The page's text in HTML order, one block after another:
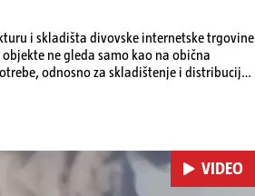
i skladišta divovske internetske trgovine
ne gleda samo kao na obična
odnosno za skladištenje i distribuciju
kao način da se ekonomske posljedice
VIDEO